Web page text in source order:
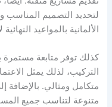
لتحديد التصميم المناسب
الألمانية بالمواعيد
كذلك توفر متابعة مستمرة
التركيب، لذلك يمثل
متكامل ومثالي. بالإضافة
متنوعة لتناسب جميع